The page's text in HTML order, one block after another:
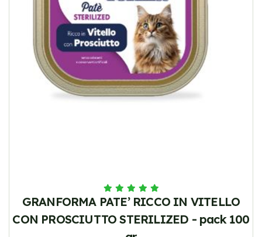
GRANFORMA PATE’ RICCO IN VITELLO
CON PROSCIUTTO STERILIZED - pack 100